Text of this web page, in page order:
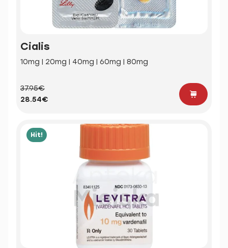
Cialis
10mg | 20mg | 40mg | 60mg | 80mg
37.95€
28.54€
Hit!